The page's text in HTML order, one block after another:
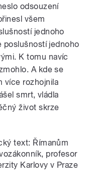
odsouzení
všem
jednoho
poslušností jednoho
K tomu navíc
A kde se
více rozhojnila
smrt, vládla
život skrze
text: Římanům
profesor
Karlovy v Praze